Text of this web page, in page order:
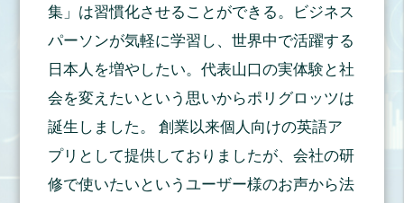
集」は習慣化させることができる。ビジネス
パーソンが気軽に学習し、世界中で活躍する
日本人を増やしたい。代表山口の実体験と社
会を変えたいという思いからポリグロッツは
誕生しました。 創業以来個人向けの英語ア
プリとして提供しておりましたが、会社の研
修で使いたいというユーザー様のお声から法